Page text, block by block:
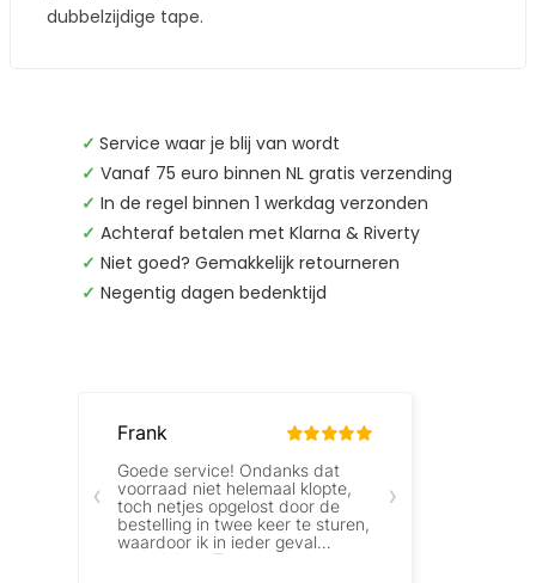
dubbelzijdige tape.
✓ Service waar je blij van wordt
✓ Vanaf 75 euro binnen NL gratis verzending
✓ In de regel binnen 1 werkdag verzonden
✓ Achteraf betalen met Klarna & Riverty
✓ Niet goed? Gemakkelijk retourneren
✓ Negentig dagen bedenktijd